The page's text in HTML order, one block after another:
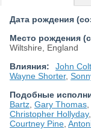
Дата рождения
Место рождения
Wiltshire, England
Влияния:
John
Wayne Shorter,
Подобные
Bartz Gary Thomas
Christopher Hollyday,
Courtney Pine